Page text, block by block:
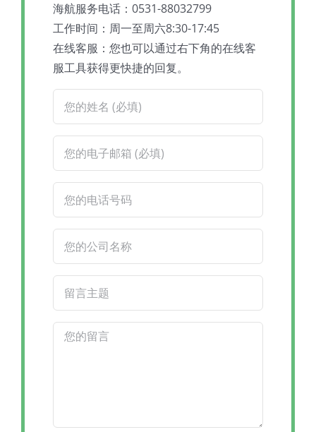
海航服务电话：0531-88032799
工作时间：周一至周六8:30-17:45
在线客服：您也可以通过右下角的在线客
服工具获得更快捷的回复。